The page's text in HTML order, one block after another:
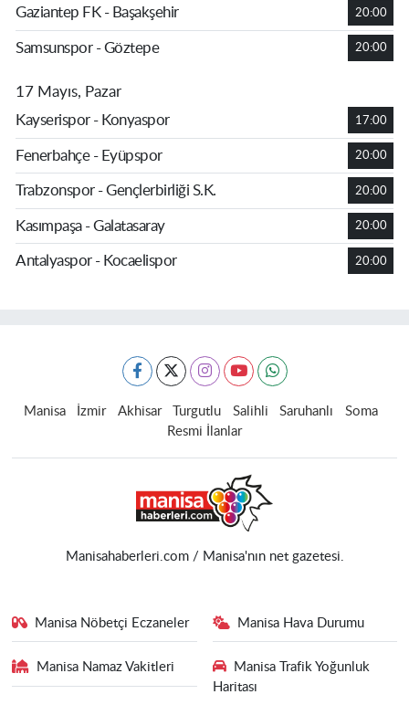
Gaziantep FK - Başakşehir 20:00
Samsunspor - Göztepe 20:00
17 Mayıs, Pazar
Kayserispor - Konyaspor
17:00
Fenerbahçe - Eyüpspor 20:00
Trabzonspor - Gençlerbirliği S.K. 20:00
Kasımpaşa - Galatasaray 20:00
Antalyaspor - Kocaelispor 20:00
Manisa İzmir Akhisar Turgutlu Salihli Saruhanlı
Soma
Resmi İlanlar
Manisahaberleri.com / Manisa'nın net gazetesi.
Manisa Nöbetçi Eczaneler Manisa Hava Durumu
Manisa Namaz Vakitleri
Manisa Trafik Yoğunluk
Haritası